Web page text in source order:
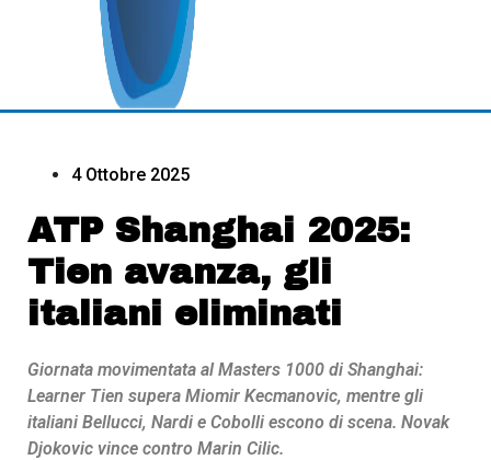
4 Ottobre 2025
ATP Shanghai 2025:
Tien avanza, gli
italiani eliminati
Giornata movimentata al Masters 1000 di Shanghai:
Learner Tien supera Miomir Kecmanovic, mentre gli
italiani Bellucci, Nardi e Cobolli escono di scena. Novak
Djokovic vince contro Marin Cilic.